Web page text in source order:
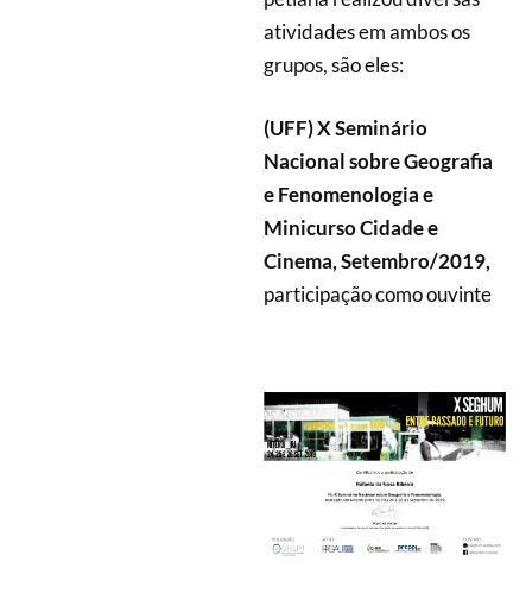
atividades em ambos os
grupos, são eles:
(UFF)X Seminário
Nacional sobre Geografia
e Fenomenologia e
Minicurso Cidade e
Cinema, Setembro/2019,
participação como ouvinte